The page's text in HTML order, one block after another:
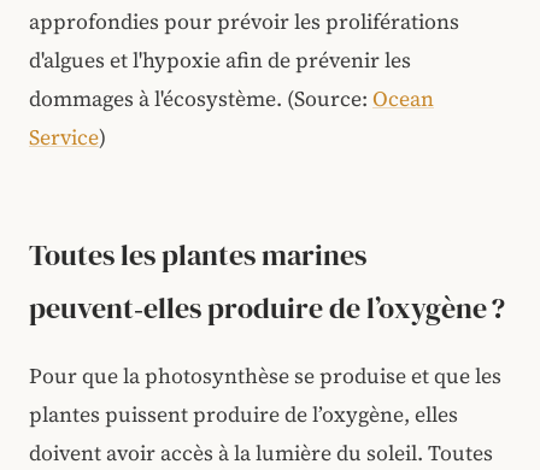
approfondies pour prévoir les proliférations
d'algues et l'hypoxie afin de prévenir les
dommages à l'écosystème. (Source: Ocean
Service)
Toutes les plantes marines
peuvent‑elles produire de l’oxygène ?
Pour que la photosynthèse se produise et que les
plantes puissent produire de l’oxygène, elles
doivent avoir accès à la lumière du soleil. Toutes